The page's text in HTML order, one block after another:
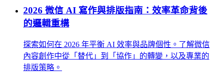
2026 微信 AI 寫作與排版指南：效率革命背後
的邏輯重構
探索如何在 2026 年平衡 AI 效率與品牌個性。了解微信
內容創作中從「替代」到「協作」的轉變，以及專業的
排版策略。